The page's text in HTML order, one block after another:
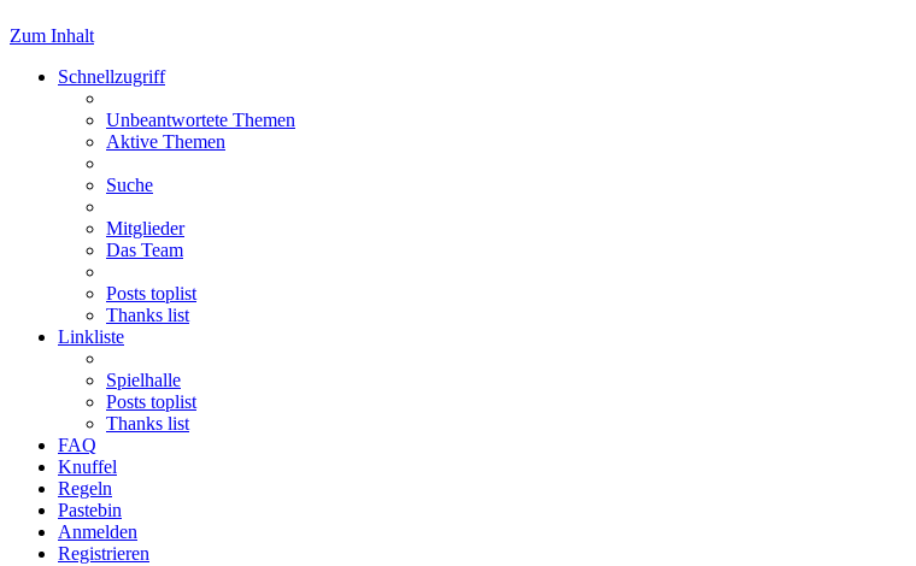
Zum Inhalt
Schnellzugriff
Unbeantwortete Themen
Aktive Themen
Suche
Mitglieder
Das Team
Posts toplist
Thanks list
Linkliste
Spielhalle
Posts toplist
Thanks list
FAQ
Knuffel
Regeln
Pastebin
Anmelden
Registrieren